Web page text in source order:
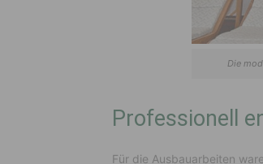
Die
Professionell
Für die Ausbauarbeiten